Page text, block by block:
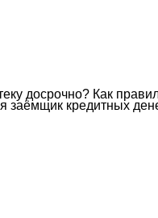
досрочно? Как
кредитных